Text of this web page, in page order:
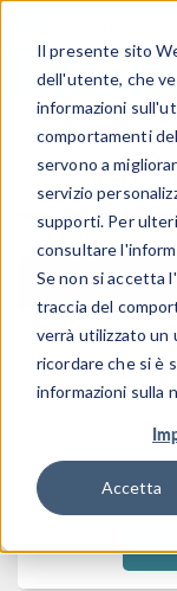
Il presente sito
dell'utente, che
informazioni
comportamenti
servono a
servizio
supporti. Per
consultare
Se non si accetta
traccia del
verrà utilizzato un
ricordare che si è
informazioni sulla
Accetta
Galleria
RICERCA
Filtra per